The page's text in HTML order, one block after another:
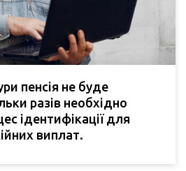
пенсія не буде
разів необхідно
ідентифікації для
виплат.